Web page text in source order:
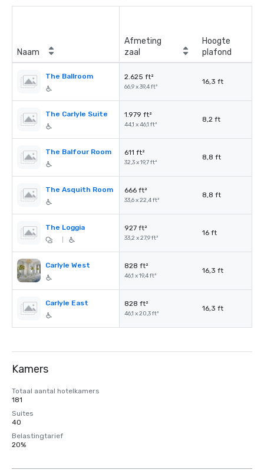
Naam
Afmeting
zaal
Hoogte
plafond
The Ballroom 2.625 ft²
66,9 x 39,4 ft²
16,3 ft
The Carlyle Suite 1.979 ft²
44,1 x 46,1 ft²
8,2 ft
The Balfour Room 611 ft²
32,3 x 19,7 ft²
8,8 ft
The Asquith Room 666 ft²
33,6 x 22,4 ft²
8,8 ft
The Loggia 927 ft²
33,2 x 27,9 ft²
16 ft
Carlyle West 828 ft²
46,1 x 19,4 ft²
16,3 ft
Carlyle East 828 ft²
46,1 x 20,3 ft²
16,3 ft
Kamers
Totaal aantal hotelkamers
181
Suites
40
Belastingtarief
20%